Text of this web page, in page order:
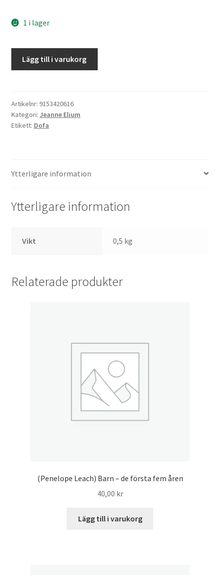
1 i lager
mängd
Lägg till i varukorg
Artikelnr: 9153420616
Kategori: Jeanne Elium
Etikett: Dofa
Ytterligare information
Ytterligare information
Vikt 0,5 kg
Relaterade produkter
(Penelope Leach) Barn – de första fem åren
40,00 kr
Lägg till i varukorg